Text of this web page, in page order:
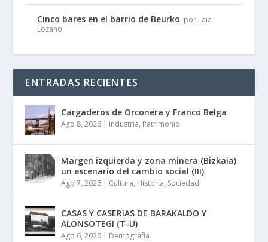
Cinco bares en el barrio de Beurko, por Laia
Lozano
ENTRADAS RECIENTES
Cargaderos de Orconera y Franco Belga
Ago 8, 2026 | Industria, Patrimonio
Margen izquierda y zona minera (Bizkaia)
un escenario del cambio social (III)
Ago 7, 2026 | Cultura, Historia, Sociedad
CASAS Y CASERíAS DE BARAKALDO Y
ALONSOTEGI (T-U)
Ago 6, 2026 | Demografía